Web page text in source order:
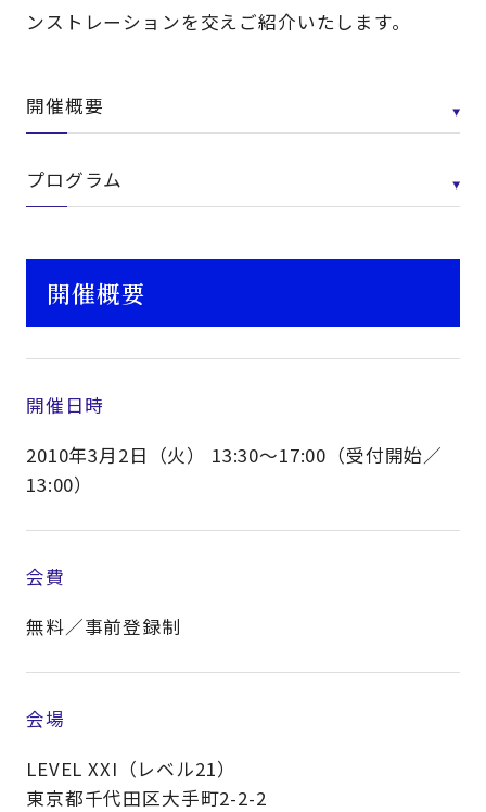
ンストレーションを交えご紹介いたします。
開催概要
プログラム
開催概要
開催日時
2010年3月2日（火） 13:30～17:00（受付開始／
13:00）
会費
無料／事前登録制
会場
LEVEL XXI（レベル21）
東京都千代田区大手町2-2-2